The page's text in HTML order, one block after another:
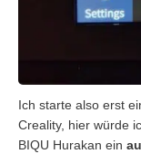
Ich starte also erst
Creality, hier würde
BIQU Hurakan ein